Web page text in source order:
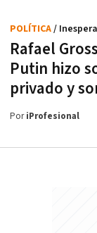
Rafael
Putin hizo
privado y
POLÍTICA/
PoriProfesional